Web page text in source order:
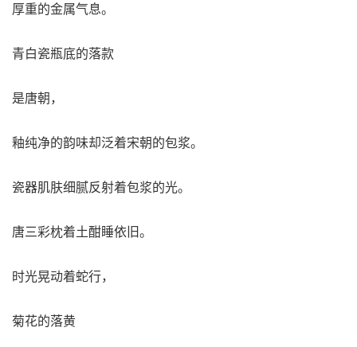
厚重的金属气息。
青白瓷瓶底的落款
是唐朝，
釉纯净的韵味却泛着宋朝的包浆。
瓷器肌肤细腻反射着包浆的光。
唐三彩枕着土酣睡依旧。
时光晃动着蛇行，
菊花的落黄